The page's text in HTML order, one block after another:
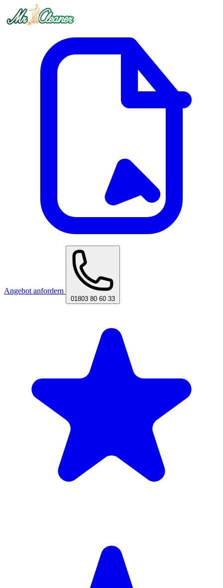
Angebot anfordern
01803 80 60 33